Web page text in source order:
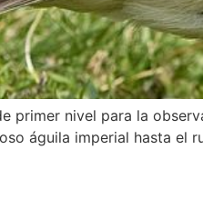
primer nivel para la
águila imperial hasta el